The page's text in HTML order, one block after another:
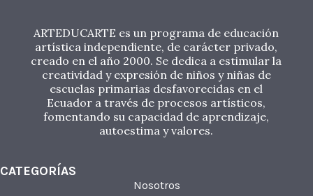
ARTEDUCARTE es un programa de educación
artística independiente, de carácter privado,
creado en el año 2000. Se dedica a estimular la
creatividad y expresión de niños y niñas de
escuelas primarias desfavorecidas en el
Ecuador a través de procesos artísticos,
fomentando su capacidad de aprendizaje,
autoestima y valores.
CATEGORÍAS
Nosotros